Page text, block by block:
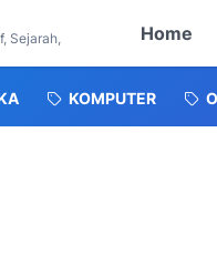
Sejarah,
Home
KOMPUTER